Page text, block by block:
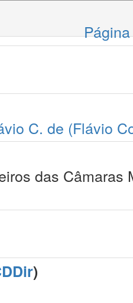
C. de (Flávio
das Câmaras
)